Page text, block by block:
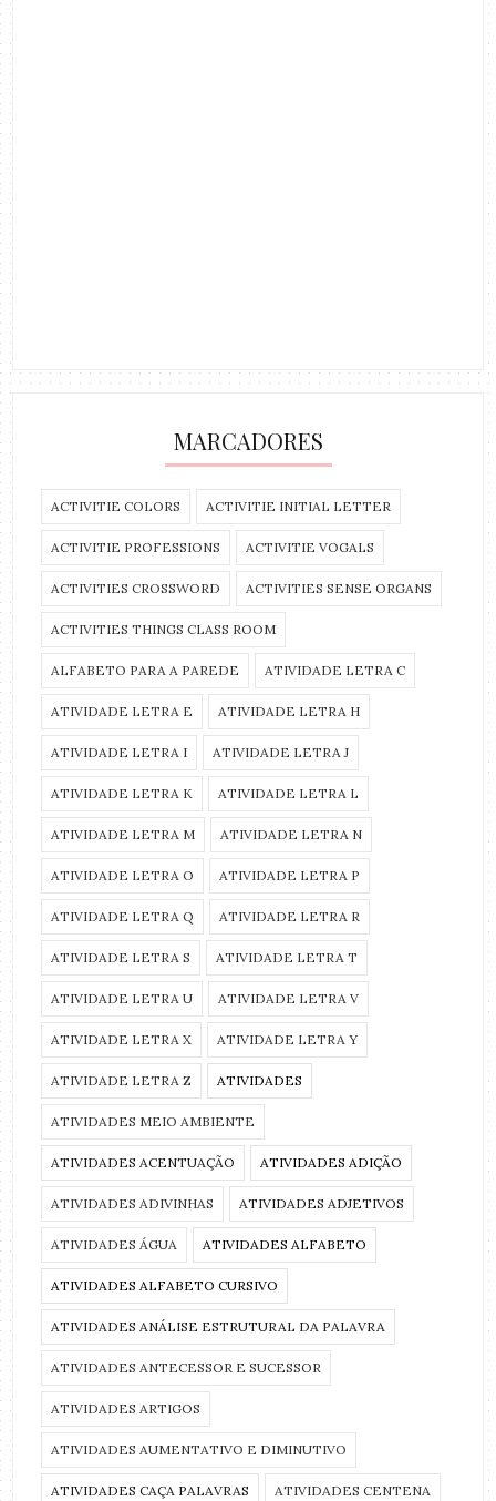
MARCADORES
ACTIVITIE COLORS ACTIVITIE INITIAL LETTER
ACTIVITIE PROFESSIONS ACTIVITIE VOGALS
ACTIVITIES CROSSWORD ACTIVITIES SENSE ORGANS
ACTIVITIES THINGS CLASS ROOM
ALFABETO PARA A PAREDE ATIVIDADE LETRA C
ATIVIDADE LETRA E ATIVIDADE LETRA H
ATIVIDADE LETRA I ATIVIDADE LETRA J
ATIVIDADE LETRA K ATIVIDADE LETRA L
ATIVIDADE LETRA M ATIVIDADE LETRA N
ATIVIDADE LETRA O ATIVIDADE LETRA P
ATIVIDADE LETRA Q ATIVIDADE LETRA R
ATIVIDADE LETRA S ATIVIDADE LETRA T
ATIVIDADE LETRA U ATIVIDADE LETRA V
ATIVIDADE LETRA X ATIVIDADE LETRA Y
ATIVIDADE LETRA Z ATIVIDADES
ATIVIDADES MEIO AMBIENTE
ATIVIDADES ACENTUAÇÃO ATIVIDADES ADIÇÃO
ATIVIDADES ADIVINHAS ATIVIDADES ADJETIVOS
ATIVIDADES ÁGUA ATIVIDADES ALFABETO
ATIVIDADES ALFABETO CURSIVO
ATIVIDADES ANÁLISE ESTRUTURAL DA PALAVRA
ATIVIDADES ANTECESSOR E SUCESSOR
ATIVIDADES ARTIGOS
ATIVIDADES AUMENTATIVO E DIMINUTIVO
ATIVIDADES CAÇA PALAVRAS ATIVIDADES CENTENA